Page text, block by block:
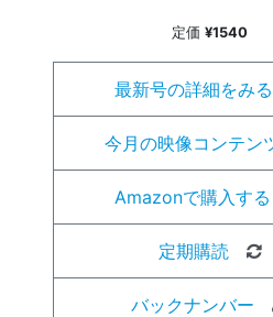
定価 ¥1540
最新号の詳細をみる
今月の映像コンテン
Amazonで購入する
定期購読
バックナンバー